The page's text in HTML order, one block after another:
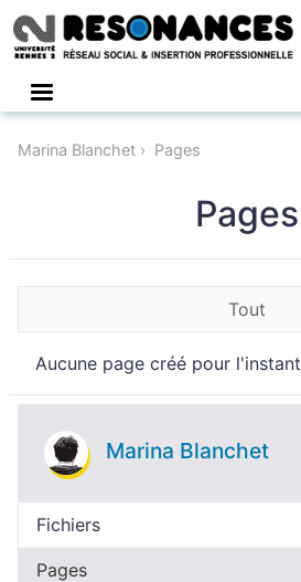
Marina Blanchet Pages
Pages
Tout
Aucune page créé pour l'instant
Marina Blanchet
Fichiers
Pages